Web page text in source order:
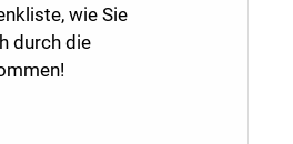
wie Sie
durch die